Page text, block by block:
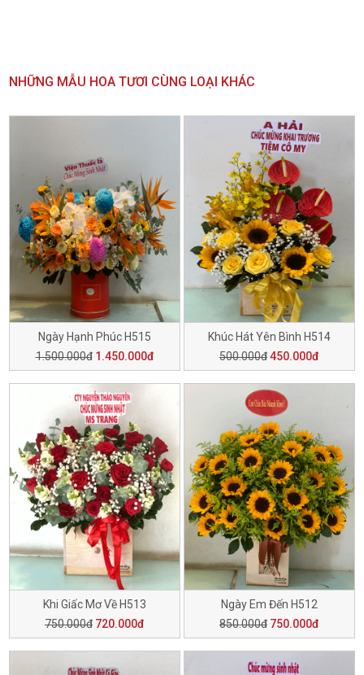
NHỮNG MẪU HOA TƯƠI CÙNG LOẠI KHÁC
Ngày Hạnh Phúc H515
1.500.000đ 1.450.000đ
Khúc Hát Yên Bình H514
500.000đ450.000đ
Khi Giấc Mơ Về H513
750.000đ 720.000đ
Ngày Em Đến H512
850.000đ 750.000đ